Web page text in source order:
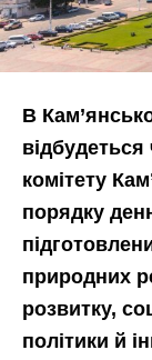
В
комітету
порядку
природних
розвитку,
політики й